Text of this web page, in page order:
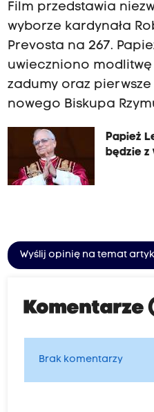
Film przedstawia
wyborze kardynała
Prevosta na 267.
uwieczniono modlitwę
zadumy oraz
nowego Biskupa
Papież
będzie z
Wyślij opinię na temat
Komentarze
Brak komentarzy